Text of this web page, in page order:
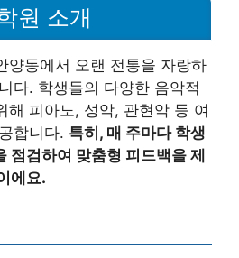
원 소개
양동에서 오랜 전통을 자랑하
다. 학생들의 다양한 음악적
해 피아노, 성악, 관현악 등 여
합니다. 특히, 매 주마다 학생
점검하여 맞춤형 피드백을 제
에요.